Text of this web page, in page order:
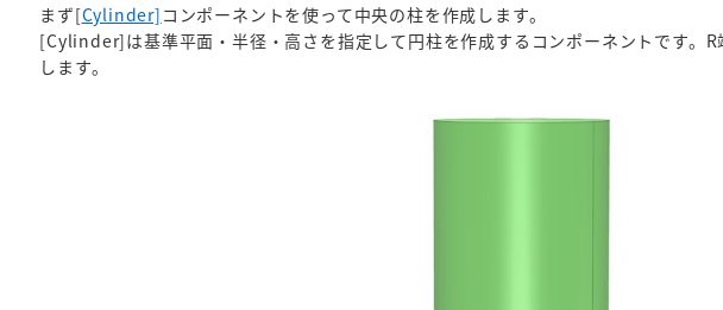
まず[Cylinder] コンポーネントを使って中央の柱を作成します。
[Cylinder]は基準平面・半径・高さを指定して円柱を作成するコンポーネントです。
します。